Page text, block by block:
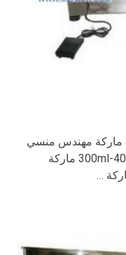
خط تعبئة الصلصة موديل 404-300ml ماركة مهندس منسي
مواصفات خط تعبئة الصلصة موديل 404-300ml ماركة